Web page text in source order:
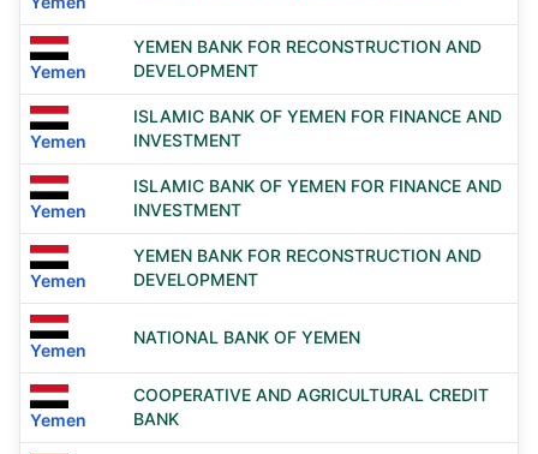
Yemen
YEMEN BANK FOR RECONSTRUCTION AND
DEVELOPMENT
Yemen
ISLAMIC BANK OF YEMEN FOR FINANCE AND
INVESTMENT
Yemen
ISLAMIC BANK OF YEMEN FOR FINANCE AND
INVESTMENT
Yemen
YEMEN BANK FOR RECONSTRUCTION AND
DEVELOPMENT
Yemen
NATIONAL BANK OF YEMEN
Yemen
COOPERATIVE AND AGRICULTURAL CREDIT
BANK